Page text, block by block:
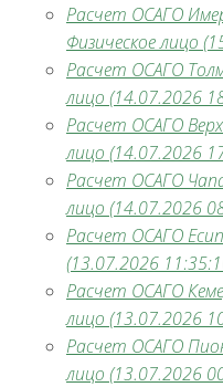
Расчет ОСАГО
Физическое лицо
Расчет ОСАГО
лицо (14.07.2026
Расчет ОСАГО
лицо (14.07.2026
Расчет ОСАГО
лицо (14.07.2026
Расчет ОСАГО
(13.07.2026
Расчет ОСАГО
лицо (13.07.2026
Расчет ОСАГО
лицо (13.07.2026